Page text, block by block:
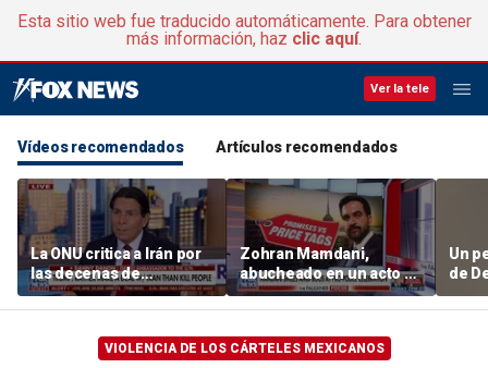
Esta sitio web fue traducido automáticamente. Para obtener
más información, haz clic aquí.
Ver la tele
Vídeos recomendados Artículos recomendados
La ONU critica a Irán por
las decenas de
ejecuciones
Zohran Mamdani,
abucheado en un acto a
favor de la policía en
Staten Island
Un
de
VIOLENCIA DE LOS CÁRTELES MEXICANOS